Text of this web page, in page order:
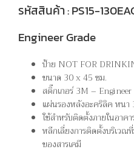
รหัสสินค้า : PS15-
Engineer Grade
ป้าย NOT FOR
ขนาด 30 x 45 ซม.
สติ๊กเกอร์ 3M – Engineer
แผ่นรองหลังอะคริลิค หนา
ใช้สำหรับติดตั้งภายในอาคา
หลีกเลี่ยงการติดตั้งบริเวณ
ของสารเคมี